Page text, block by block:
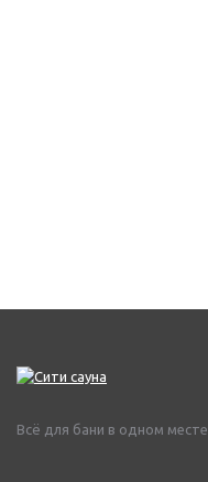
Всё для бани в одном месте